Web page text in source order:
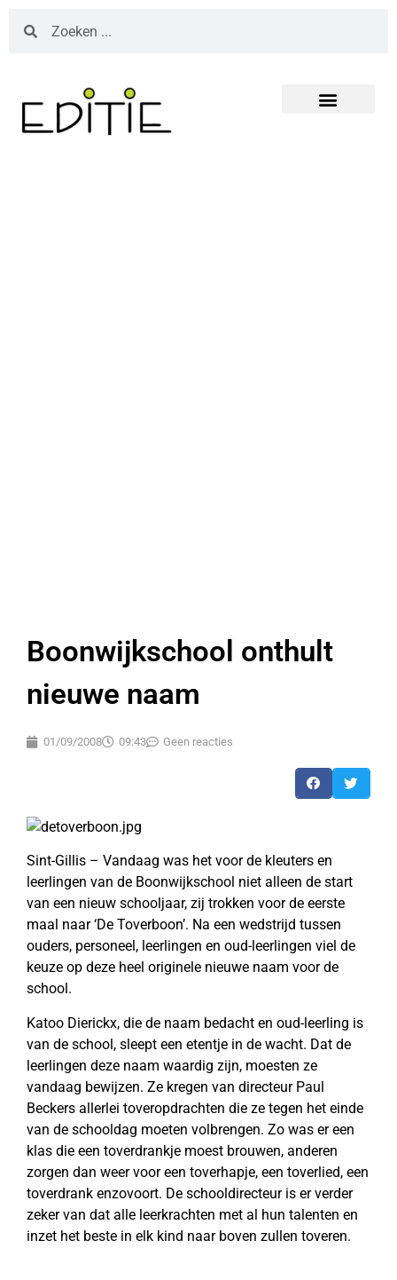
Boonwijkschool onthult
nieuwe naam
01/09/2008 09:43 Geen reacties
Sint-Gillis – Vandaag was het voor de kleuters en
leerlingen van de Boonwijkschool niet alleen de start
van een nieuw schooljaar, zij trokken voor de eerste
maal naar ‘De Toverboon’. Na een wedstrijd tussen
ouders, personeel, leerlingen en oud-leerlingen viel de
keuze op deze heel originele nieuwe naam voor de
school.
Katoo Dierickx, die de naam bedacht en oud-leerling is
van de school, sleept een etentje in de wacht. Dat de
leerlingen deze naam waardig zijn, moesten ze
vandaag bewijzen. Ze kregen van directeur Paul
Beckers allerlei toveropdrachten die ze tegen het einde
van de schooldag moeten volbrengen. Zo was er een
klas die een toverdrankje moest brouwen, anderen
zorgen dan weer voor een toverhapje, een toverlied, een
toverdrank enzovoort. De schooldirecteur is er verder
zeker van dat alle leerkrachten met al hun talenten en
inzet het beste in elk kind naar boven zullen toveren.